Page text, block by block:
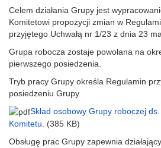
Celem działania Grupy jest
Komitetowi propozycji zmian w
przyjętego Uchwałą nr 1/23 z dnia 23
Grupa robocza zostaje powołana na
pierwszego posiedzenia.
Tryb pracy Grupy określa Regulamin
posiedzeniu Grupy.
Skład osobowy Grupy roboczej
Komitetu . (385 KB)
Obsługę prac Grupy zapewnia